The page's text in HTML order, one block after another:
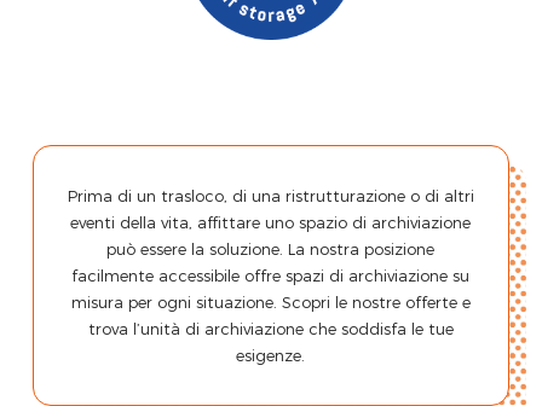
Prima di un trasloco, di una ristrutturazione o di altri
eventi della vita, affittare uno spazio di archiviazione
può essere la soluzione. La nostra posizione
facilmente accessibile offre spazi di archiviazione su
misura per ogni situazione. Scopri le nostre offerte e
trova l’unità di archiviazione che soddisfa le tue
esigenze.